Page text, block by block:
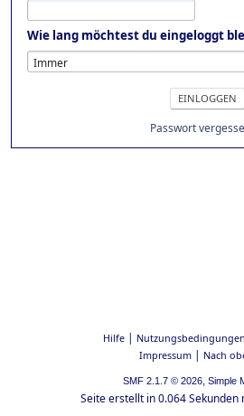
Wie lang möchtest du eingeloggt
Passwort
Hilfe|
Impressum| Nach
SMF 2.1.7 © 2026, Simple
Seite erstellt in 0.064 Sekunden